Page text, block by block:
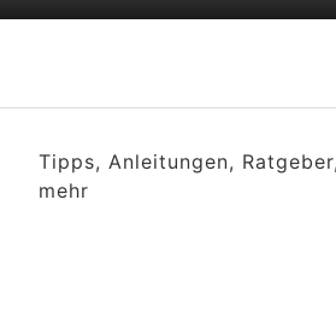
Tipps, Anleitungen,
mehr